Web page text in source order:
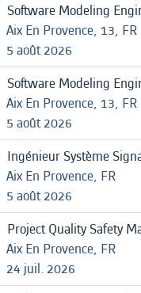
Software Modeling
Aix En Provence, 13, FR
5 août 2026
Software Modeling
Aix En Provence, 13, FR
5 août 2026
Ingénieur Système
Aix En Provence, FR
5 août 2026
Project Quality Safety
Aix En Provence, FR
24 juil. 2026